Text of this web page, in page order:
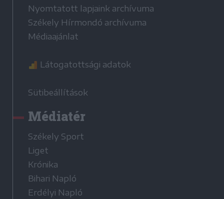
Nyomtatott lapjaink archívuma
Székely Hírmondó archívuma
Médiaajánlat
Látogatottsági adatok
Sütibeállítások
Médiatér
Székely Sport
Liget
Krónika
Bihari Napló
Erdélyi Napló